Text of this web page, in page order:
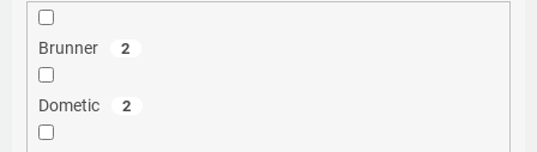
Brunner 2
Dometic 2